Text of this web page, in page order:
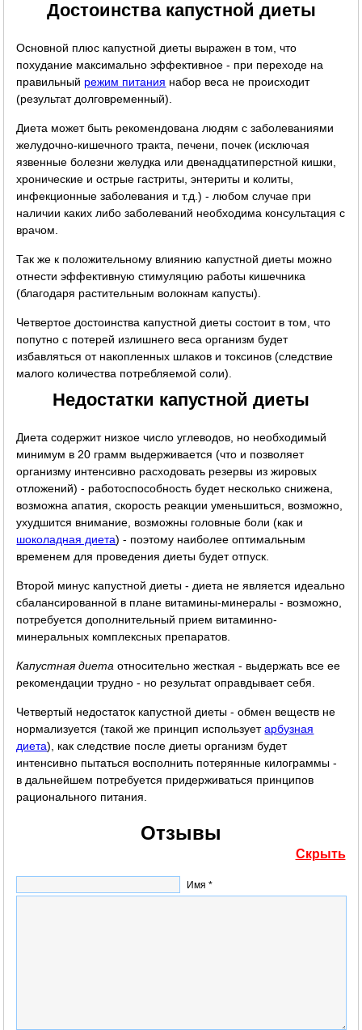
Достоинства капустной диеты
Основной плюс капустной диеты выражен в том, что
похудание максимально эффективное - при переходе на
правильный режим питания набор веса не происходит
(результат долговременный).
Диета может быть рекомендована людям с заболеваниями
желудочно-кишечного тракта, печени, почек (исключая
язвенные болезни желудка или двенадцатиперстной кишки,
хронические и острые гастриты, энтериты и колиты,
инфекционные заболевания и т.д.) - любом случае при
наличии каких либо заболеваний необходима консультация с
врачом.
Так же к положительному влиянию капустной диеты можно
отнести эффективную стимуляцию работы кишечника
(благодаря растительным волокнам капусты).
Четвертое достоинства капустной диеты состоит в том, что
попутно с потерей излишнего веса организм будет
избавляться от накопленных шлаков и токсинов (следствие
малого количества потребляемой соли).
Недостатки капустной диеты
Диета содержит низкое число углеводов, но необходимый
минимум в 20 грамм выдерживается (что и позволяет
организму интенсивно расходовать резервы из жировых
отложений) - работоспособность будет несколько снижена,
возможна апатия, скорость реакции уменьшиться, возможно,
ухудшится внимание, возможны головные боли (как и
шоколадная диета) - поэтому наиболее оптимальным
временем для проведения диеты будет отпуск.
Второй минус капустной диеты - диета не является идеально
сбалансированной в плане витамины-минералы - возможно,
потребуется дополнительный прием витаминно-
минеральных комплексных препаратов.
Капустная диета относительно жесткая - выдержать все ее
рекомендации трудно - но результат оправдывает себя.
Четвертый недостаток капустной диеты - обмен веществ не
нормализуется (такой же принцип используетарбузная
диета), как следствие после диеты организм будет
интенсивно пытаться восполнить потерянные килограммы -
в дальнейшем потребуется придерживаться принципов
рационального питания.
Отзывы
Скрыть
Имя *